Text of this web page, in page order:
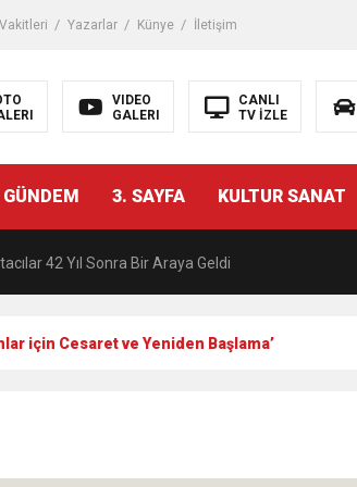
Yazarlar Künye İletişim
VIDEO
GALERI
CANLI
TV İZLE
3. SAYFA KULTUR SANAT
Tanıdığı İsim: Abdulrezak Kaldan Torbalı Yolunda
42 Yıl Sonra Bir Araya Geldi
için Cesaret ve Yeniden Başlama’